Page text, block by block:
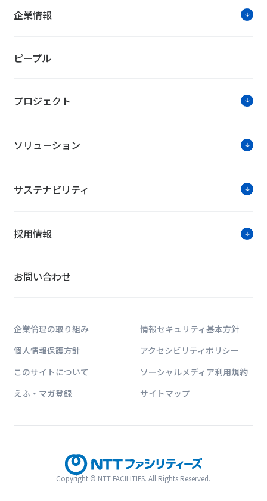
「第34回 日経ニューオフィス賞 東北ニュ
NTTファシリティ
ICT・エネルギー・建築に関する業界動向
企業情報
ピープル
プロジェクト
ソリューション
サステナビリティ
採用情報
お問い合わせ
企業倫理の取り組み
情報セキュリティ基本方針
個人情報保護方針
アクセシビリティポリシー
このサイトについて
ソーシャルメディア利用規約
えふ・マガ登録
サイトマップ
Copyright © NTT FACILITIES. All Rights Reserved.